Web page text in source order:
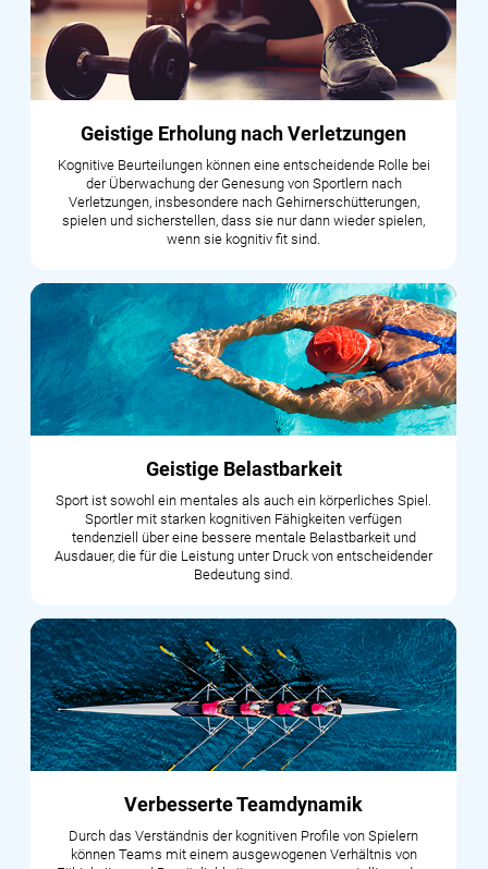
Geistige Erholung nach Verletzungen
Kognitive Beurteilungen können eine entscheidende Rolle bei
der Überwachung der Genesung von Sportlern nach
Verletzungen, insbesondere nach Gehirnerschütterungen,
spielen und sicherstellen, dass sie nur dann wieder spielen,
wenn sie kognitiv fit sind.
Geistige Belastbarkeit
Sport ist sowohl ein mentales als auch ein körperliches Spiel.
Sportler mit starken kognitiven Fähigkeiten verfügen
tendenziell über eine bessere mentale Belastbarkeit und
Ausdauer, die für die Leistung unter Druck von entscheidender
Bedeutung sind.
Verbesserte Teamdynamik
Durch das Verständnis der kognitiven Profile von Spielern
können Teams mit einem ausgewogenen Verhältnis von